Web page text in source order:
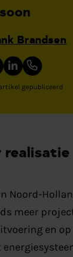
Brandsen
gepubliceerd
realisatie
Noord-
meer
en op